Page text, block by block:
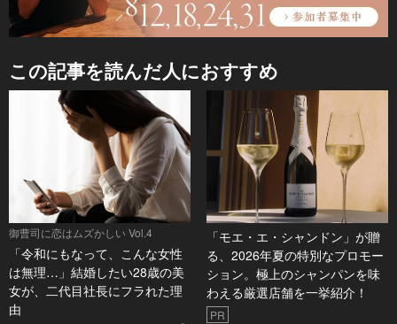
この記事を読んだ人におすすめ
御曹司に恋はムズかしい Vol.4
「令和にもなって、こんな女性
は無理…」結婚したい28歳の美
女が、二代目社長にフラれた理
由
「モエ・エ・シャンドン」が贈
る、2026年夏の特別なプロモー
ション。極上のシャンパンを味
わえる厳選店舗を一挙紹介！
PR